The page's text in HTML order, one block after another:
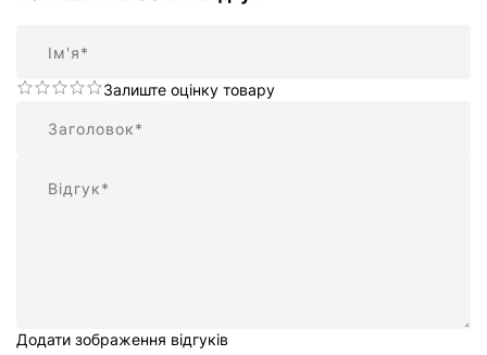
Залиште оцінку товару
Додати зображення відгуків